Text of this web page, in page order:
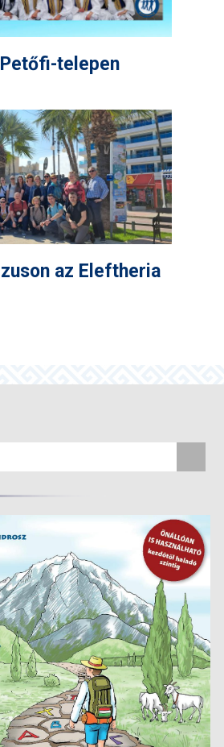
telepen
az Eleftheria